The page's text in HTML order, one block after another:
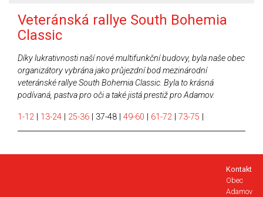
Veteránská rallye South Bohemia
Classic
Díky lukrativnosti naší nové multifunkční budovy, byla naše obec
organizátory vybrána jako průjezdní bod mezinárodní
veteránské rallye South Bohemia Classic. Byla to krásná
podívaná, pastva pro oči a také jistá prestiž pro Adamov.
1-12 13-24 25-36 37-48 49-60 61-72 73-75
Kontakt
Obec
Adamov